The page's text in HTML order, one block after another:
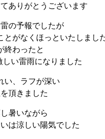
ありがとうございます
の予報でしたが
とがなくほっといたしまし
終わったと
い雷雨になりました
い、ラフが深い
頂きました
暑いながら
は涼しい陽気でした